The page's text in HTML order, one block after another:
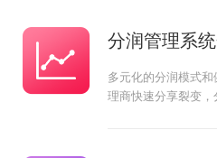
分润管理系
多元化的分润模式
理商快速分享裂变